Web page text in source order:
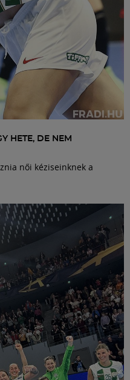
HETE, DE NEM
női kéziseinknek a